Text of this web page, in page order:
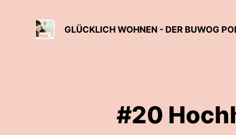
GLÜCKLICH WOHNEN - DER BUWOG
#20